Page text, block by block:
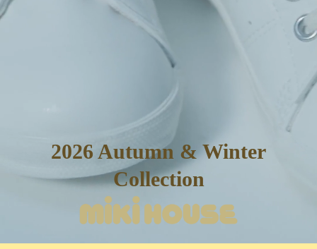
2026 Autumn & Winter
Collection